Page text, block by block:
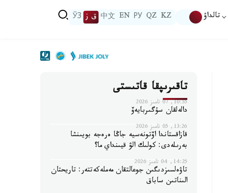
تالداۋ KZ
QZ
РУ
EN
中文 ق ز ЎЗ
تاقىرىپقا قاتىستى
10:55, 07 تامىز 2026
دالەلقان سۇگىربايەۆ
13:26, 05 تامىز 2026
قازاقستاندا اۆتونەسيە جاڭا ەرەجە بويىنشا
بەرىلەدى: كولىك الۋ قيىنداي ما؟
14:25, 04 تامىز 2026
تاۋەلسىزدىگىن جوعالتقان مەملەكەتتەر: تاريحتان
الىناتىن ساباق